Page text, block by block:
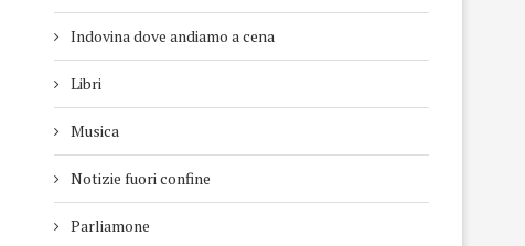
Indovina dove andiamo a cena
Libri
Musica
Notizie fuori confine
Parliamone